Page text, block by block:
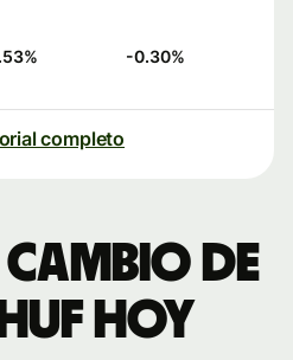
% -0.30%
completo
de
hoy